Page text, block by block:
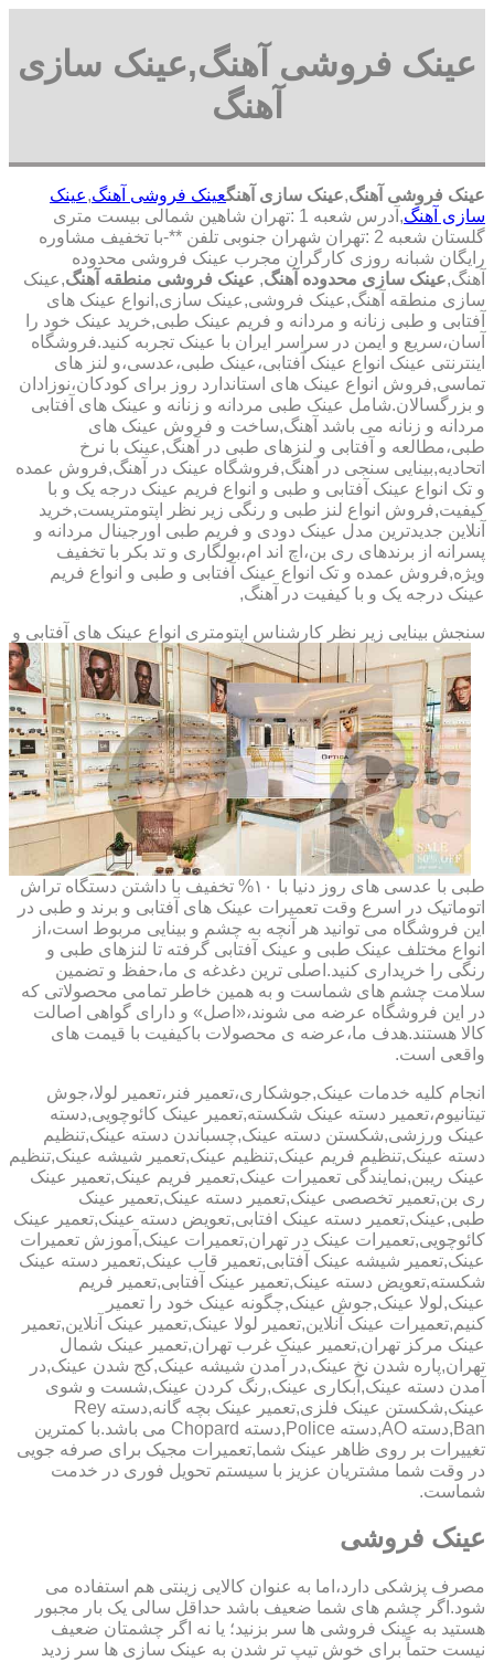
عینک فروشی آهنگ,عینک سازی
آهنگ
عینک فروشی آهنگ,عینک سازی آهنگعینک فروشی آهنگ,عینک
سازی آهنگ
,آدرس شعبه 1 :تهران شاهین شمالی بیست متری
گلستان شعبه 2 :تهران شهران جنوبی تلفن **-با تخفیف مشاوره
رایگان شبانه روزی کارگران مجرب عینک فروشی محدوده
آهنگ,عینک سازی محدوده آهنگ, عینک فروشی منطقه آهنگ,عینک
سازی منطقه آهنگ,عینک فروشی,عینک سازی,انواع عینک های
آفتابی و طبی زنانه و مردانه و فریم عینک طبی,خرید عینک خود را
آسان،سریع و ایمن در سراسر ایران با عینک تجربه کنید.فروشگاه
اینترنتی عینک انواع عینک آفتابی،عینک طبی،عدسی،و لنز های
تماسی,فروش انواع عینک های استاندارد روز برای کودکان،نوزادان
و بزرگسالان.شامل عینک طبی مردانه و زنانه و عینک های آفتابی
مردانه و زنانه می باشد آهنگ,ساخت و فروش عینک های
طبی،مطالعه و آفتابی و لنزهای طبی در آهنگ,عینک با نرخ
اتحادیه,بینایی سنجی در آهنگ,فروشگاه عینک در آهنگ,فروش عمده
و تک انواع عینک آفتابی و طبی و انواع فریم عینک درجه یک و با
کیفیت,فروش انواع لنز طبی و رنگی زیر نظر اپتومتریست,خرید
آنلاین جدیدترین مدل عینک دودی و فریم طبی اورجینال مردانه و
پسرانه از برندهای ری بن،اچ اند ام،بولگاری و تد بکر با تخفیف
ویژه,فروش عمده و تک انواع عینک آفتابی و طبی و انواع فریم
عینک درجه یک و با کیفیت در آهنگ,
سنجش بینایی زیر نظر کارشناس اپتومتری انواع عینک های آفتابی و
طبی با عدسی های روز دنیا با ۱۰% تخفیف با داشتن دستگاه تراش
اتوماتیک در اسرع وقت تعمیرات عینک های آفتابی و برند و طبی در
این فروشگاه می توانید هر آنچه به چشم و بینایی مربوط است،از
انواع مختلف عینک طبی و عینک آفتابی گرفته تا لنزهای طبی و
رنگی را خریداری کنید.اصلی ترین دغدغه ی ما،حفظ و تضمین
سلامت چشم های شماست و به همین خاطر تمامی محصولاتی که
در این فروشگاه عرضه می شوند،«اصل» و دارای گواهی اصالت
کالا هستند.هدف ما،عرضه ی محصولات باکیفیت با قیمت های
واقعی است.
انجام کلیه خدمات عینک,جوشکاری،تعمیر فنر،تعمیر لولا،جوش
تیتانیوم،تعمیر دسته عینک شکسته,تعمیر عینک کائوچویی,دسته
عینک ورزشی,شکستن دسته عینک,چسباندن دسته عینک,تنظیم
دسته عینک,تنظیم فریم عینک,تنظیم عینک,تعمیر شیشه عینک,تنظیم
عینک ریبن,نمایندگی تعمیرات عینک,تعمیر فریم عینک,تعمیر عینک
ری بن,تعمیر تخصصی عینک,تعمیر دسته عینک,تعمیر عینک
طبی,عینک,تعمیر دسته عینک افتابی,تعویض دسته عینک,تعمیر عینک
کائوچویی,تعمیرات عینک در تهران,تعمیرات عینک,آموزش تعمیرات
عینک,تعمیر شیشه عینک آفتابی,تعمیر قاب عینک,تعمیر دسته عینک
شکسته,تعویض دسته عینک,تعمیر عینک آفتابی,تعمیر فریم
عینک,لولا عینک,جوش عینک,چگونه عینک خود را تعمیر
کنیم,تعمیرات عینک آنلاین,تعمیر لولا عینک,تعمیر عینک آنلاین,تعمیر
عینک مرکز تهران,تعمیر عینک غرب تهران,تعمیر عینک شمال
تهران,پاره شدن نخ عینک,در آمدن شیشه عینک,کج شدن عینک,در
آمدن دسته عینک,آبکاری عینک,رنگ کردن عینک,شست و شوی
عینک,شکستن عینک فلزی,تعمیر عینک بچه گانه,دسته Rey
Ban,دسته AO,دسته Police,دسته Chopard می باشد.با کمترین
تغییرات بر روی ظاهر عینک شما,تعمیرات مجیک برای صرفه جویی
در وقت شما مشتریان عزیز با سیستم تحویل فوری در خدمت
شماست.
عینک فروشی
مصرف پزشکی دارد،اما به عنوان کالایی زینتی هم استفاده می
شود.اگر چشم های شما ضعیف باشد حداقل سالی یک بار مجبور
هستید به عینک فروشی ها سر بزنید؛ یا نه اگر چشمتان ضعیف
نیست حتماً برای خوش تیپ تر شدن به عینک سازی ها سر زدید